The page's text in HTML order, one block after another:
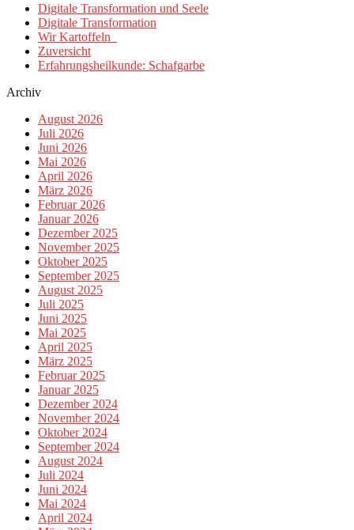
Digitale Transformation und Seele
Digitale Transformation
Wir Kartoffeln
Zuversicht
Erfahrungsheilkunde: Schafgarbe
Archiv
August 2026
Juli 2026
Juni 2026
Mai 2026
April 2026
März 2026
Februar 2026
Januar 2026
Dezember 2025
November 2025
Oktober 2025
September 2025
August 2025
Juli 2025
Juni 2025
Mai 2025
April 2025
März 2025
Februar 2025
Januar 2025
Dezember 2024
November 2024
Oktober 2024
September 2024
August 2024
Juli 2024
Juni 2024
Mai 2024
April 2024